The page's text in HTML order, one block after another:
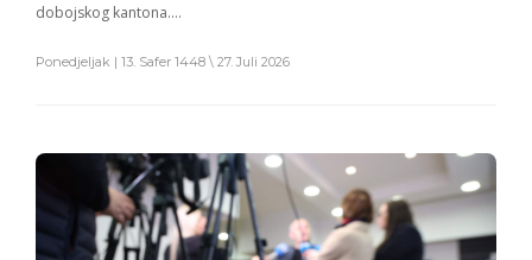
dobojskog kantona….
Ponedjeljak | 13. Safer 1448 \ 27. Juli 2026